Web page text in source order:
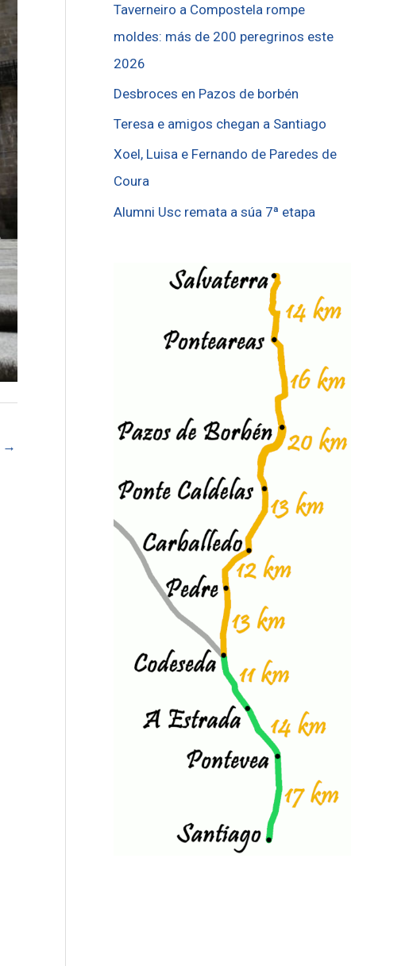
→
Taverneiro a Compostela rompe
moldes: más de 200 peregrinos este
2026
Desbroces en Pazos de borbén
Teresa e amigos chegan a Santiago
Xoel, Luisa e Fernando de Paredes de
Coura
Alumni Usc remata a súa 7ª etapa